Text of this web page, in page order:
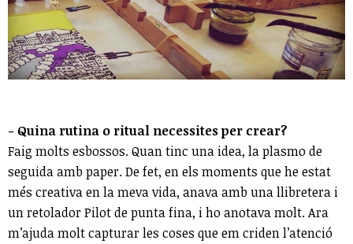
- Quina rutina o ritual necessites per crear?
Faig molts esbossos. Quan tinc una idea, la plasmo de
seguida amb paper. De fet, en els moments que he estat
més creativa en la meva vida, anava amb una llibretera i
un retolador Pilot de punta fina, i ho anotava molt. Ara
m’ajuda molt capturar les coses que em criden l’atenció